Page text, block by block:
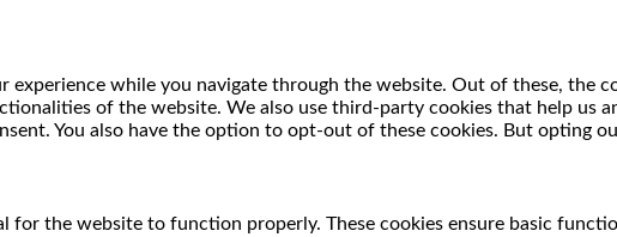
experience while you navigate through the website. Out of these, the
of the website. We also use third-party cookies that help us
You also have the option to opt-out of these cookies. But opting
for the website to function properly. These cookies ensure basic